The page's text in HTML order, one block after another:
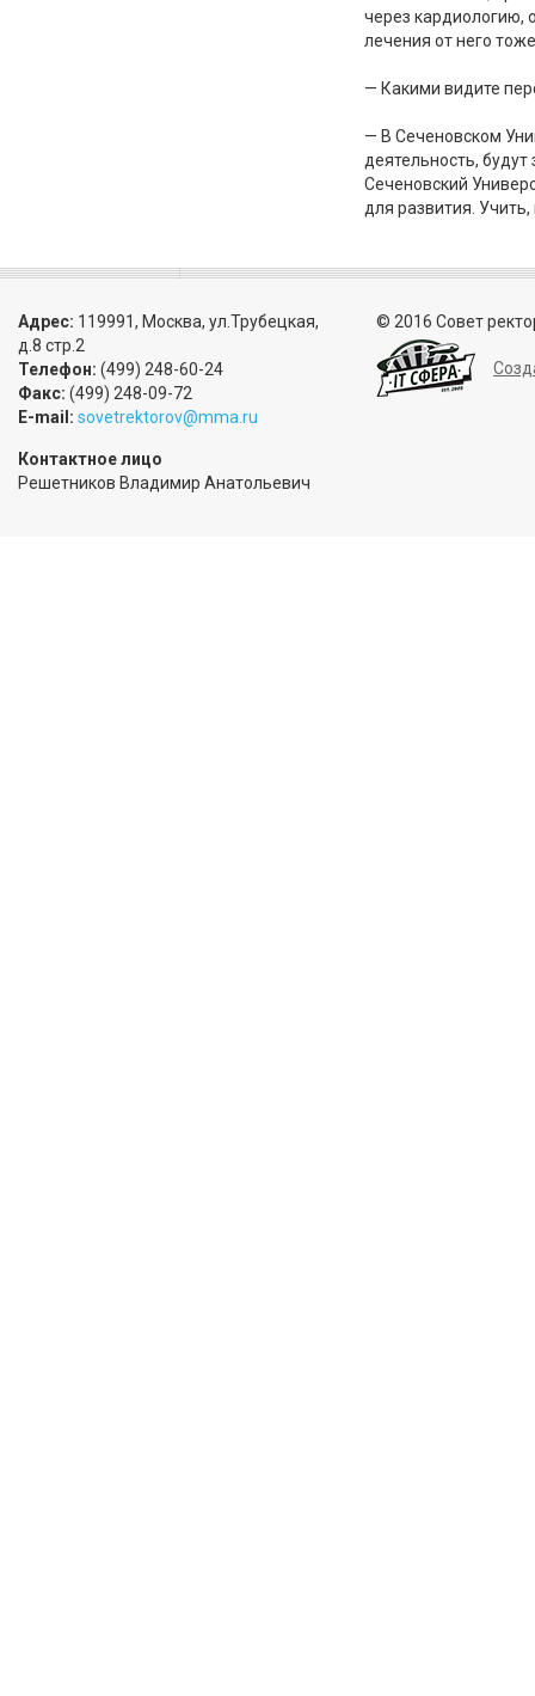
через кардиологию,
лечения от него
— Какими видите
— В Сеченовском
деятельность,
Сеченовский
для развития.
Адрес: 119991, Москва, ул.Трубецкая,
д.8 стр.2
Телефон: (499) 248-60-24
Факс: (499) 248-09-72
E-mail: sovetrektorov@mma.ru
Контактное лицо
Решетников Владимир Анатольевич
© 2016 Совет